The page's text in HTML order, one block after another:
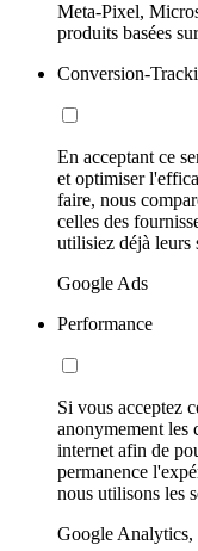
Meta-Pixel,
produits basées
Conversion-
En acceptant ce
et optimiser
faire, nous
celles des
utilisiez déjà leurs
Google Ads
Performance
Si vous acceptez
anonymement les
internet afin de
permanence
nous utilisons les
Google